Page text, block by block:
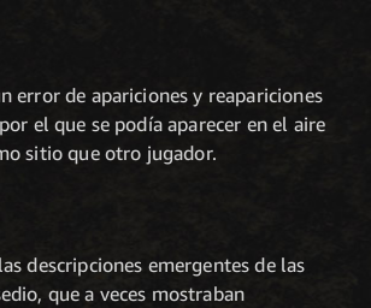
error de apariciones y reapariciones
el que se podía aparecer en el aire
sitio que otro jugador.
descripciones emergentes de las
que a veces mostraban